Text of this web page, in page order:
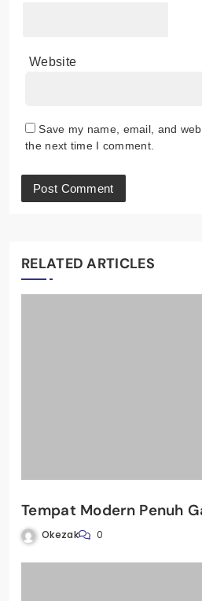
Website
Save my name, email, and
the next time I comment.
RELATED ARTICLES
Tempat Modern Penuh
Okezak 0